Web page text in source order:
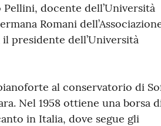
docente dell’Università
Romani
presidente dell’Università
al conservatorio di
Nel 1958 ottiene una borsa
in Italia, dove segue gli